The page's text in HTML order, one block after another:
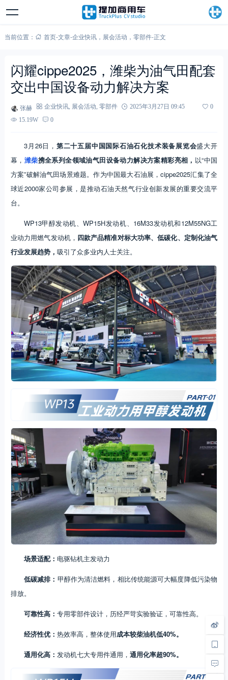
当前位置： 首页-文章-企业快讯， 展会活动 ， 零部件-正文
闪耀cippe2025，潍柴为油气田配套
交出中国设备动力解决方案
张赫 企业快讯, 展会活动 零部件 2025年3月27日 09:45
0
15.19W
0
3月26日， 第二十五届中国国际石油石化技术装备展览会盛大开
幕， 潍柴携全系列全领域油气田设备动力解决方案精彩亮相， 以“中国
方案”破解油气田场景难题。作为中国最大石油展，cippe2025汇集了全
球近2000家公司参展，是推动石油天然气行业创新发展的重要交流平
台。
WP13甲醇发动机、WP15H发动机、16M33发动机和12M55NG工
业动力用燃气发动机， 四款产品精准对标‌大功率、低碳化、定制化油气
行业发展趋势， 吸引了众多业内人士关注。
场景适配： 电驱钻机主发动力
低碳减排： 甲醇作为清洁燃料，相比传统能源可大幅度降低污染物
排放。
可靠性高： 专用零部件设计，历经严苛实验验证，可靠性高。
经济性优： 热效率高，整体使用成本较柴油机低40%。
通用化高： 发动机七大专用件通用， 通用化率超90%。